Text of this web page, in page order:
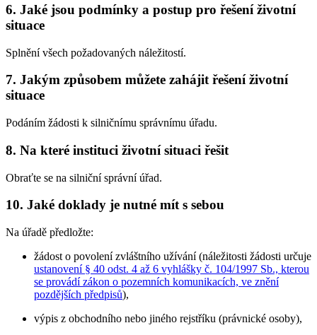
6. Jaké jsou podmínky a postup pro řešení životní
situace
Splnění všech požadovaných náležitostí.
7. Jakým způsobem můžete zahájit řešení životní
situace
Podáním žádosti k silničnímu správnímu úřadu.
8. Na které instituci životní situaci řešit
Obraťte se na silniční správní úřad.
10. Jaké doklady je nutné mít s sebou
Na úřadě předložte:
žádost o povolení zvláštního užívání (náležitosti žádosti určuje
ustanovení § 40 odst. 4 až 6 vyhlášky č. 104/1997 Sb., kterou
se provádí zákon o pozemních komunikacích, ve znění
pozdějších předpisů),
výpis z obchodního nebo jiného rejstříku (právnické osoby),